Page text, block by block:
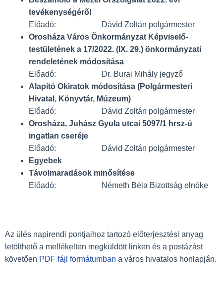
tevékenységéről
Előadó: Dávid Zoltán polgármester
Orosháza Város Önkormányzat Képviselő-
testületének a 17/2022. (IX. 29.) önkormányzati
rendeletének módosítása
Előadó: Dr. Burai Mihály jegyző
Alapító Okiratok módosítása (Polgármesteri
Hivatal, Könyvtár, Múzeum)
Előadó: Dávid Zoltán polgármester
Orosháza, Juhász Gyula utcai 5097/1 hrsz-ú
ingatlan cseréje
Előadó: Dávid Zoltán polgármester
Egyebek
Távolmaradások minősítése
Előadó: Németh Béla Bizottság elnöke
Az ülés napirendi pontjaihoz tartozó elő­terjesztési anyag
letölthető a mellékelten megküldött linken és a postázást
követően PDF fájl formátumban a város hivatalos honlapján.